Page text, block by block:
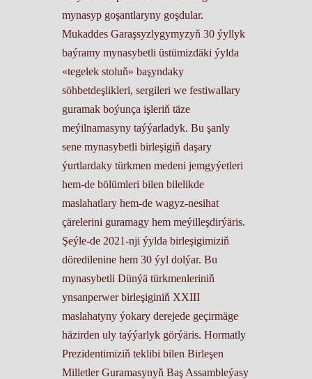
mynasyp goşantlaryny goşdular.
Mukaddes Garaşsyzlygymyzyň 30 ýyllyk
baýramy mynasybetli üstümizdäki ýylda
«tegelek stoluň» başyndaky
söhbetdeşlikleri, sergileri we festiwallary
guramak boýunça işleriň täze
meýilnamasyny taýýarladyk. Bu şanly
sene mynasybetli birleşigiň daşary
ýurtlardaky türkmen medeni jemgyýetleri
hem-de bölümleri bilen bilelikde
maslahatlary hem-de wagyz-nesihat
çärelerini guramagy hem meýilleşdirýäris.
Şeýle-de 2021-nji ýylda birleşigimiziň
döredilenine hem 30 ýyl dolýar. Bu
mynasybetli Dünýä türkmenleriniň
ynsanperwer birleşiginiň XXIII
maslahatyny ýokary derejede geçirmäge
häzirden uly taýýarlyk görýäris. Hormatly
Prezidentimiziň teklibi bilen Birleşen
Milletler Guramasynyň Baş Assambleýasy